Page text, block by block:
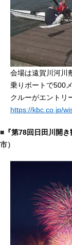
会場は遠賀川河川
乗りボートで500
クルーがエントリ
https://kbc.co.jp/
■ 『第78回日田川開き
市）